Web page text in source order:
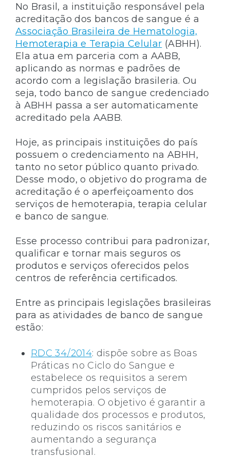
No Brasil, a instituição responsável pela
acreditação dos bancos de sangue é a
Associação Brasileira de Hematologia,
Hemoterapia e Terapia Celular (ABHH).
Ela atua em parceria com a AABB,
aplicando as normas e padrões de
acordo com a legislação brasileria. Ou
seja, todo banco de sangue credenciado
à ABHH passa a ser automaticamente
acreditado pela AABB.
Hoje, as principais instituições do país
possuem o credenciamento na ABHH,
tanto no setor público quanto privado.
Desse modo, o objetivo do programa de
acreditação é o aperfeiçoamento dos
serviços de hemoterapia, terapia celular
e banco de sangue.
Esse processo contribui para padronizar,
qualificar e tornar mais seguros os
produtos e serviços oferecidos pelos
centros de referência certificados.
Entre as principais legislações brasileiras
para as atividades de banco de sangue
estão:
RDC 34/2014: dispõe sobre as Boas
Práticas no Ciclo do Sangue e
estabelece os requisitos a serem
cumpridos pelos serviços de
hemoterapia. O objetivo é garantir a
qualidade dos processos e produtos,
reduzindo os riscos sanitários e
aumentando a segurança
transfusional.